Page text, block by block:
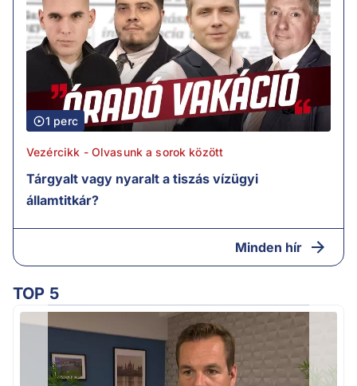
1 perc
Vezércikk - Olvasunk a sorok között
Tárgyalt vagy nyaralt a tiszás vízügyi
államtitkár?
Minden hír
TOP 5